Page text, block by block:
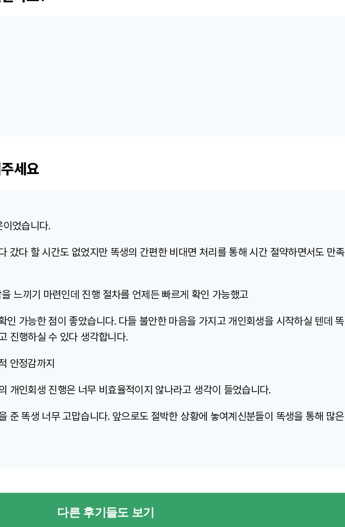
세요
었습니다.
갔다 할 시간도 없었지만 똑생의 간편한 비대면 처리를 통해 시간 절약하면서도 만족
느끼기 마련인데 진행 절차를 언제든 빠르게 확인 가능했고
인 가능한 점이 좋았습니다. 다들 불안한 마음을 가지고 개인회생을 시작하실 텐데 똑
진행하실 수 있다 생각합니다.
안정감까지
개인회생 진행은 너무 비효율적이지 않나라고 생각이 들었습니다.
준 똑생 너무 고맙습니다. 앞으로도 절박한 상황에 놓여계신분들이 똑생을 통해 많은
다른 후기들도 보기